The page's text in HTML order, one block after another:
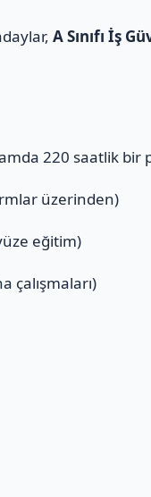
A Sınıfı İş
220 saatlik bir
üzerinden)
eğitim)
çalışmaları)